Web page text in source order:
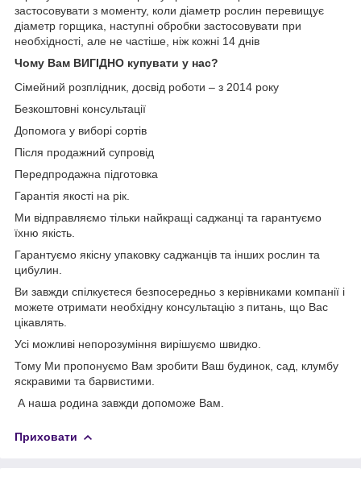
застосовувати з моменту, коли діаметр рослин перевищує
діаметр горщика, наступні обробки застосовувати при
необхідності, але не частіше, ніж кожні 14 днів
Чому Вам ВИГІДНО купувати у нас?
Сімейний розплідник, досвід роботи – з 2014 року
Безкоштовні консультації
Допомога у виборі сортів
Після продажний супровід
Передпродажна підготовка
Гарантія якості на рік.
Ми відправляємо тільки найкращі саджанці та гарантуємо
їхню якість.
Гарантуємо якісну упаковку саджанців та інших рослин та
цибулин.
Ви завжди спілкуєтеся безпосередньо з керівниками компанії і
можете отримати необхідну консультацію з питань, що Вас
цікавлять.
Усі можливі непорозуміння вирішуємо швидко.
Тому Ми пропонуємо Вам зробити Ваш будинок, сад, клумбу
яскравими та барвистими.
А наша родина завжди допоможе Вам.
Приховати